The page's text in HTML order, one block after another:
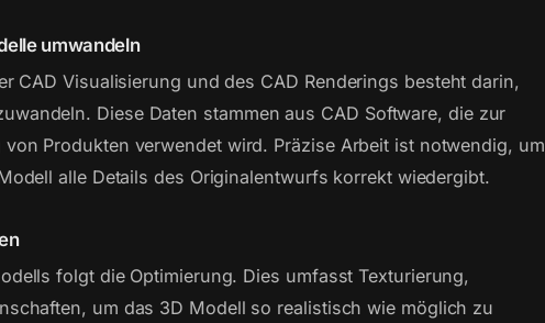
umwandeln
CAD Visualisierung und des CAD Renderings besteht darin,
Diese Daten stammen aus CAD Software, die zur
Produkten verwendet wird. Präzise Arbeit ist notwendig, um
alle Details des Originalentwurfs korrekt wiedergibt.
folgt die Optimierung. Dies umfasst Texturierung,
um das 3D Modell so realistisch wie möglich zu